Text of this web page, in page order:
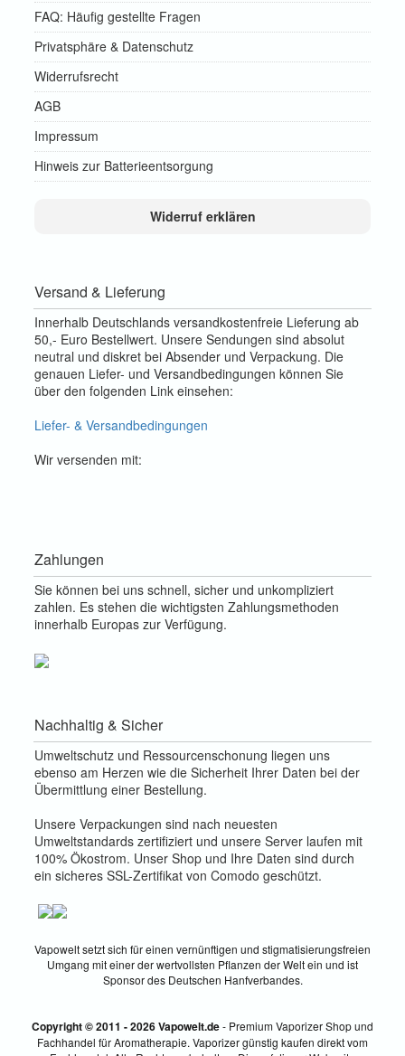
FAQ: Häufig gestellte Fragen
Privatsphäre & Datenschutz
Widerrufsrecht
AGB
Impressum
Hinweis zur Batterieentsorgung
Widerruf erklären
Versand & Lieferung
Innerhalb Deutschlands versandkostenfreie Lieferung ab
50,- Euro Bestellwert. Unsere Sendungen sind absolut
neutral und diskret bei Absender und Verpackung. Die
genauen Liefer- und Versandbedingungen können Sie
über den folgenden Link einsehen:
Liefer- & Versandbedingungen
Wir versenden mit:
Zahlungen
Sie können bei uns schnell, sicher und unkompliziert
zahlen. Es stehen die wichtigsten Zahlungsmethoden
innerhalb Europas zur Verfügung.
Nachhaltig & Sicher
Umweltschutz und Ressourcenschonung liegen uns
ebenso am Herzen wie die Sicherheit Ihrer Daten bei der
Übermittlung einer Bestellung.
Unsere Verpackungen sind nach neuesten
Umweltstandards zertifiziert und unsere Server laufen mit
100% Ökostrom. Unser Shop und Ihre Daten sind durch
ein sicheres SSL-Zertifikat von Comodo geschützt.
Vapowelt setzt sich für einen vernünftigen und stigmatisierungsfreien
Umgang mit einer der wertvollsten Pflanzen der Welt ein und ist
Sponsor des Deutschen Hanfverbandes.
Copyright © 2011 - 2026 Vapowelt.de- Premium Vaporizer Shop und
Fachhandel für Aromatherapie. Vaporizer günstig kaufen direkt vom